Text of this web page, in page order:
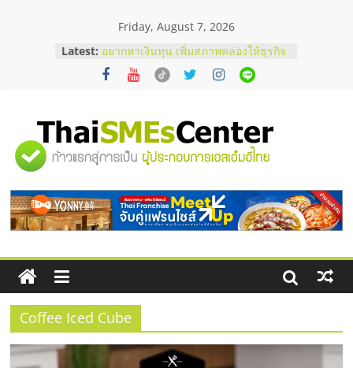
Friday, August 7, 2026
Latest:
บริษัท Cybersecurity ในไทยที่ไหนดี?
วิธีเลือกผู้ให้บริการให้คุ้มค่าและตอบ
โจทย์ธุรกิจ
อยากหาเงินทุน เพิ่มสภาพคล่องให้ธุรกิจ
บริการน้ำมัน Shell
สัมมนาลงทุน แฟรนไชส์ยอนนี่
ThaiFranchise Meet Up จับคู่แฟรน
ร้านเครื่องเสียงคุณภาพสูง พร้อม
โซลูชันระบบภาพและเสียง
"ศูนย์
รวม
ข้อมูล
ธุรกิจ
SME
Coffee Iced Cube